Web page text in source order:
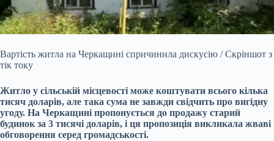
Вартість житла на Черкащині спричинила дискусію / Скріншот з
тік току
Житло у сільській місцевості може коштувати всього кілька
тисяч доларів, але така сума не завжди свідчить про вигідну
угоду. На Черкащині пропонується до продажу старий
будинок за 3 тисячі доларів, і ця пропозиція викликала жваві
обговорення серед громадськості.